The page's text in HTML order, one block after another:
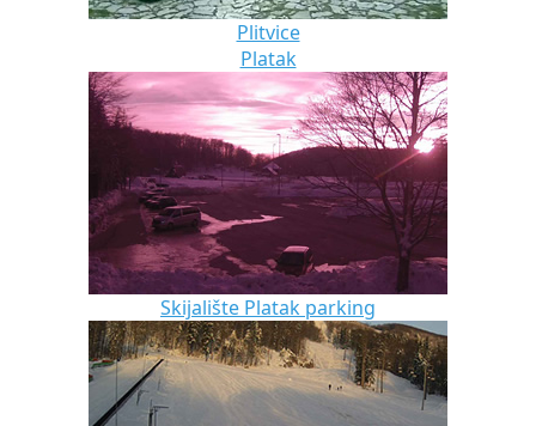
Plitvice
Platak
Skijalište Platak parking